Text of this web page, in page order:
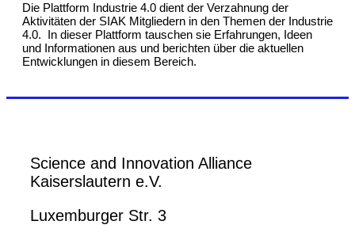
Die Plattform Industrie 4.0 dient der Verzahnung der
Aktivitäten der SIAK Mitgliedern in den Themen der Industrie
4.0. In dieser Plattform tauschen sie Erfahrungen, Ideen
und Informationen aus und berichten über die aktuellen
Entwicklungen in diesem Bereich.
Science and Innovation Alliance
Kaiserslautern e.V.
Luxemburger Str. 3